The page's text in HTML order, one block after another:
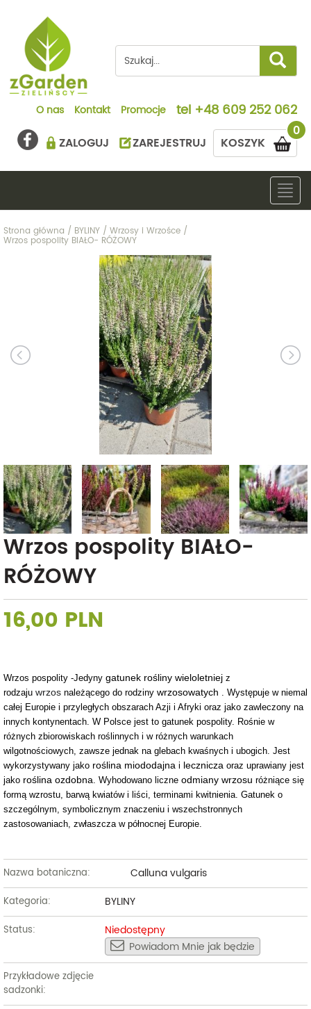
O nas Kontakt Promocje tel +48 609 252 062
0
KOSZYK
ZALOGUJ ZAREJESTRUJ
Strona główna / BYLINY / Wrzosy i Wrzośce /
Wrzos pospolity BIAŁO- RÓŻOWY
Wrzos pospolity BIAŁO-
RÓŻOWY
16,00 PLN
Wrzos pospolity -Jedyny gatunek rośliny wieloletniej z
rodzaju wrzos należącego do rodziny wrzosowatych
. Występuje w niemal
całej Europie i przyległych obszarach Azji i Afryki oraz jako zawleczony na
innych kontynentach. W Polsce jest to gatunek pospolity. Rośnie w
różnych zbiorowiskach roślinnych i w różnych warunkach
wilgotnościowych, zawsze jednak na glebach kwaśnych i ubogich. Jest
wykorzystywany jako roślina miododajna i lecznicza oraz uprawiany jest
jako roślina ozdobna . Wyhodowano liczne odmiany wrzosu różniące się
formą wzrostu, barwą kwiatów i liści, terminami kwitnienia. Gatunek o
szczególnym, symbolicznym znaczeniu i wszechstronnych
zastosowaniach, zwłaszcza w północnej Europie.
Nazwa botaniczna: Calluna vulgaris
Kategoria: BYLINY
Status:
Niedostępny
Powiadom Mnie jak będzie
Przykładowe zdjęcie
sadzonki: